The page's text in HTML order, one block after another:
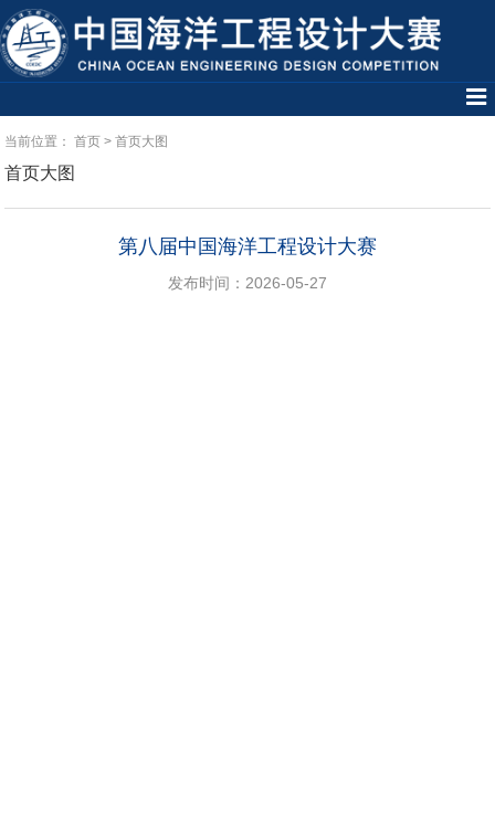
当前位置：首页 >首页大图
首页大图
第八届中国海洋工程设计大赛
发布时间：2026-05-27